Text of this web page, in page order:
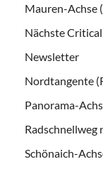
Mauren-Achse
Nächste
Newsletter
Nordtangente
Panorama-
Radschnellweg
Schönaich-